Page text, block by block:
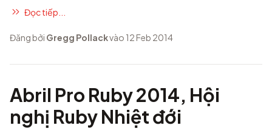
Đọc tiếp...
Đăng bởi Gregg Pollackvào 12 Feb 2014
Abril Pro Ruby 2014, Hội
nghị Ruby Nhiệt đới